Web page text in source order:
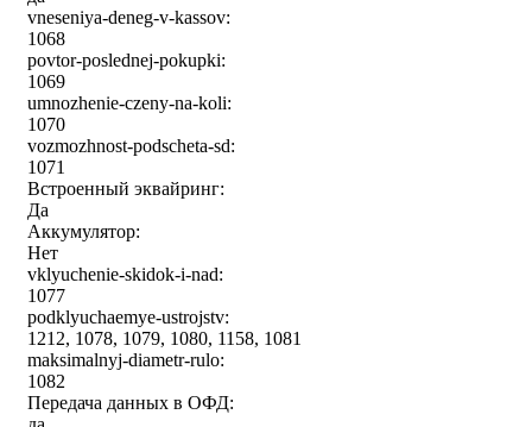
vneseniya-deneg-v-kassov:
1068
povtor-poslednej-pokupki:
1069
umnozhenie-czeny-na-koli:
1070
vozmozhnost-podscheta-sd:
1071
Встроенный эквайринг:
Да
Аккумулятор:
Нет
vklyuchenie-skidok-i-nad:
1077
podklyuchaemye-ustrojstv:
1212, 1078, 1079, 1080, 1158, 1081
maksimalnyj-diametr-rulo:
1082
Передача данных в ОФД: